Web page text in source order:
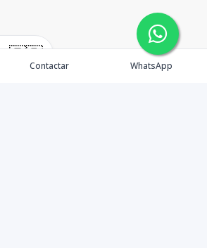
🇫🇷
Contactar WhatsApp